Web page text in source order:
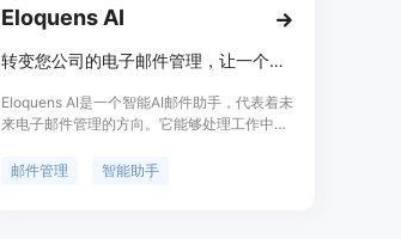
Eloquens AI
转变您公司的电子邮件管理，让一个永不休息、永不休假的AI个人助手完美处理每次对话。
Eloquens AI是一个智能AI邮件助手，代表着未
来电子邮件管理的方向。它能够处理工作中的
高工作效率、减轻负担，并提供高效的电子邮
邮件管理 智能助手